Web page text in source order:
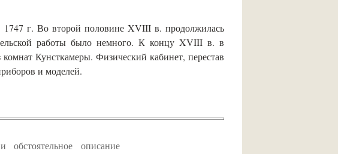
г. Во второй половине XVIII в. продолжилась
работы было немного. К концу XVIII в. в
Кунсткамеры. Физический кабинет, перестав
и моделей.
описание